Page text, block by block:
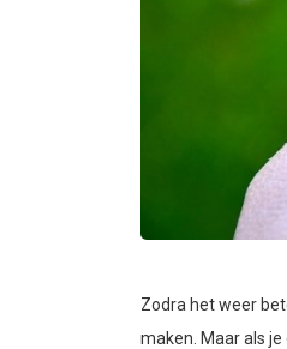
Zodra het weer
maken. Maar als